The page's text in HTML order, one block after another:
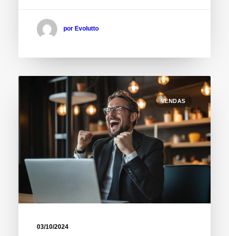
por Evolutto
VENDAS
03/10/2024